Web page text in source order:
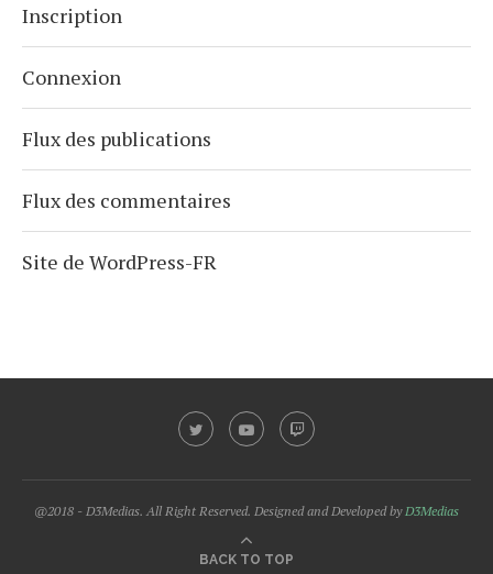
Inscription
Connexion
Flux des publications
Flux des commentaires
Site de WordPress-FR
@2018 - D3Medias. All Right Reserved. Designed and Developed by D3Medias
BACK TO TOP